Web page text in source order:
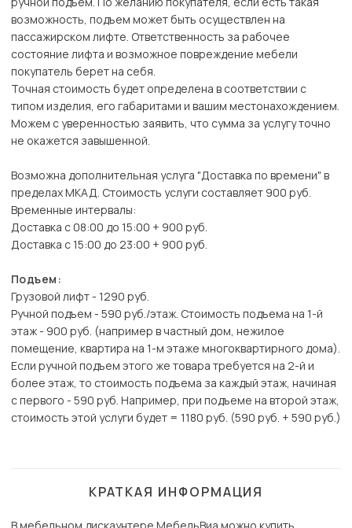
возможность, подъем может быть осуществлен на
пассажирском лифте. Ответственность за рабочее
состояние лифта и возможное повреждение мебели
покупатель берет на себя.
Точная стоимость будет определена в соответствии с
типом изделия, его габаритами и вашим местонахождением.
Можем с уверенностью заявить, что сумма за услугу точно
не окажется завышенной.
Возможна дополнительная услуга "Доставка по времени" в
пределах МКАД. Стоимость услуги составляет 900 руб.
Временные интервалы:
Доставка с 08:00 до 15:00 + 900 руб.
Доставка с 15:00 до 23:00 + 900 руб.
Подъем:
Грузовой лифт - 1290 руб.
Ручной подъем - 590 руб./этаж. Стоимость подъема на 1-й
этаж - 900 руб. (например в частный дом, нежилое
помещение, квартира на 1-м этаже многоквартирного дома).
Если ручной подъем этого же товара требуется на 2-й и
более этаж, то стоимость подъема за каждый этаж, начиная
с первого - 590 руб. Например, при подъеме на второй этаж,
стоимость этой услуги будет = 1180 руб. (590 руб. + 590 руб.)
КРАТКАЯ ИНФОРМАЦИЯ